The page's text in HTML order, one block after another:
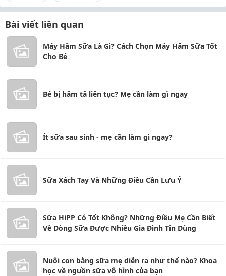
Bài viết liên quan
Máy Hâm Sữa Là Gì? Cách Chọn Máy Hâm Sữa Tốt
Cho Bé
Bé bị hăm tã liên tục? Mẹ cần làm gì ngay
Ít sữa sau sinh - mẹ cần làm gì ngay?
Sữa Xách Tay Và Những Điều Cần Lưu Ý
Sữa HiPP Có Tốt Không? Những Điều Mẹ Cần Biết
Về Dòng Sữa Được Nhiều Gia Đình Tin Dùng
Nuôi con bằng sữa mẹ diễn ra như thế nào? Khoa
học về nguồn sữa vô hình của bạn